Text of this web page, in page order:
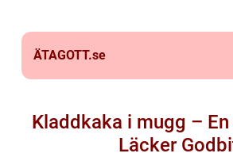
ÄTAGOTT.se
Kladdkaka i mugg –
Läcker